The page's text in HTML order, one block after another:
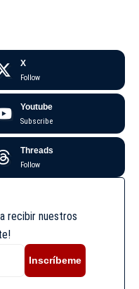
X
Follow
Youtube
Subscribe
Threads
Follow
recibir nuestros
Inscríbeme